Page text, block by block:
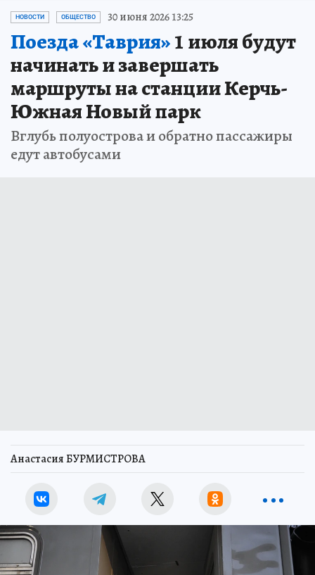
НОВОСТИ ОБЩЕСТВО 30 июня 2026 13:25
Поезда «Таврия»1 июля будут
начинать и завершать
маршруты на станции Керчь-
Южная Новый парк
Вглубь полуострова и обратно пассажиры
едут автобусами
Анастасия БУРМИСТРОВА